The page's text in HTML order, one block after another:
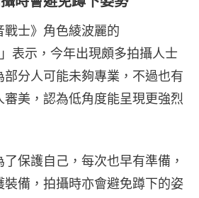
士》角色綾波麗的
表示，今年出現頗多拍攝人士
部分人可能未夠專業，不過也有
美，認為低角度能呈現更強烈
了保護自己，每次也早有準備，
備，拍攝時亦會避免蹲下的姿